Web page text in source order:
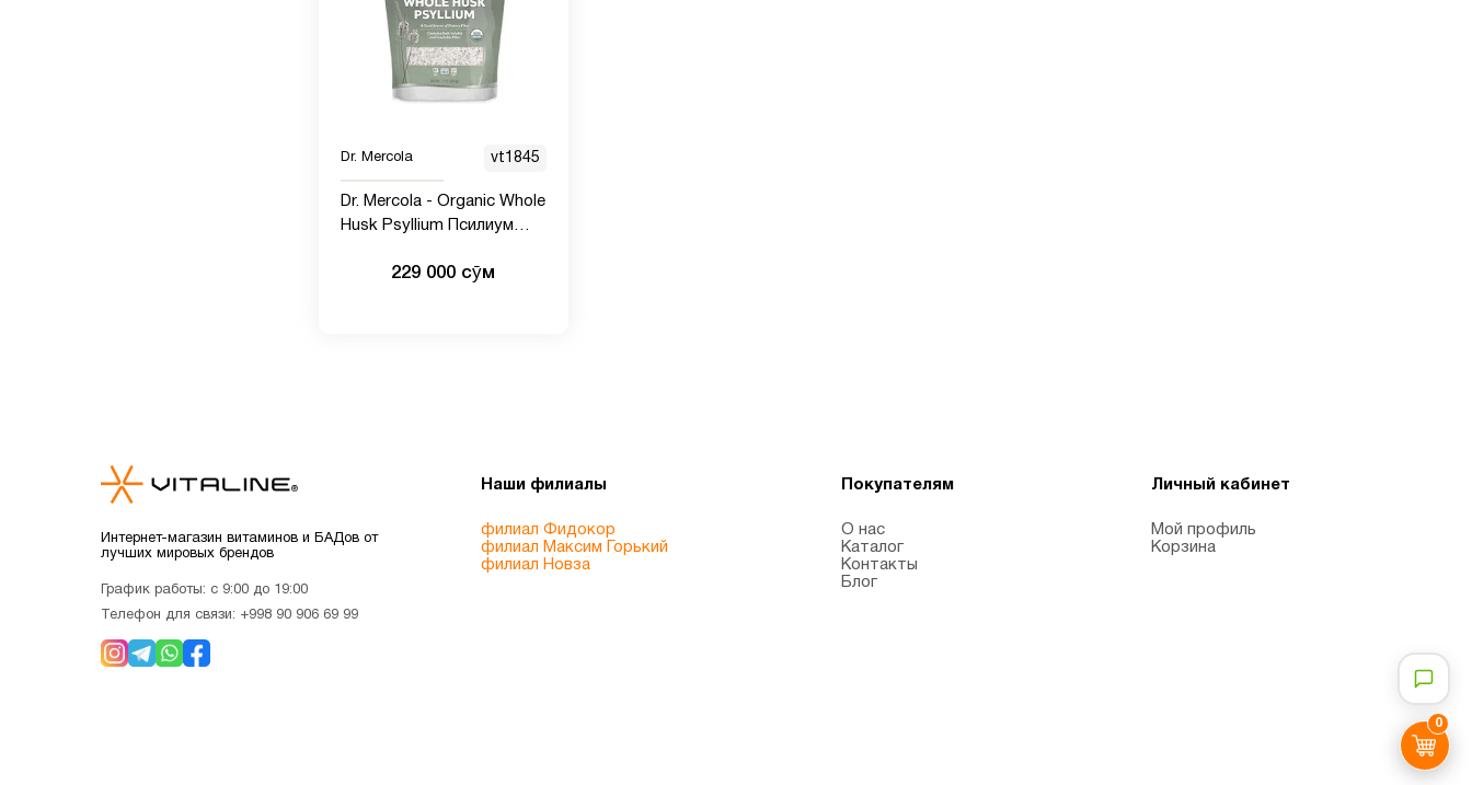
0
Dr. Mercola vt1845
Dr. Mercola - Organic Whole
Husk Psyllium Псилиум
подорожника), 340 гр
229 000 сӯм
Интернет-магазин витаминов и БАДов от
лучших мировых брендов
График работы: с 9:00 до 19:00
Телефон для связи: +998 90 906 69 99
Наши филиалы
филиал Фидокор
филиал Максим Горький
филиал Новза
Покупателям
О нас
Каталог
Контакты
Блог
Личный кабинет
Мой профиль
Корзина